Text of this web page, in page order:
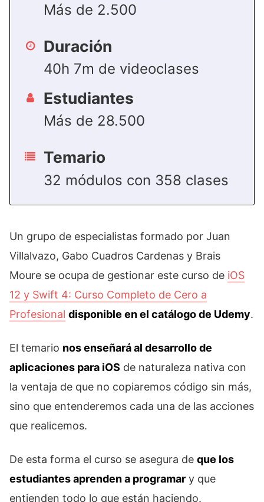
Más de 2.500
Duración
40h 7m de videoclases
Estudiantes
Más de 28.500
Temario
32 módulos con 358 clases
Un grupo de especialistas formado por Juan
Villalvazo, Gabo Cuadros Cardenas y Brais
Moure se ocupa de gestionar este curso de iOS
12 y Swift 4: Curso Completo de Cero a
Profesional disponible en el catálogo de Udemy.
El temario nos enseñará al desarrollo de
aplicaciones para iOS de naturaleza nativa con
la ventaja de que no copiaremos código sin más,
sino que entenderemos cada una de las acciones
que realicemos.
De esta forma el curso se asegura de que los
estudiantes aprenden a programar y que
entienden todo lo que están haciendo.